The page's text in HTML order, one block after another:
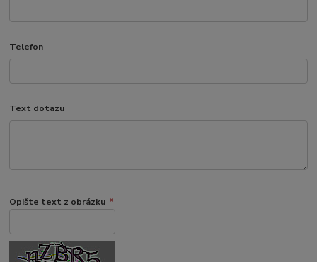
Telefon
Text dotazu
Opište text z obrázku *